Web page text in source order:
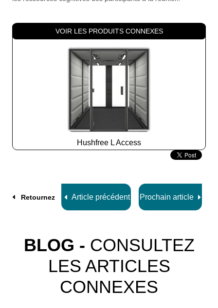
VOIR LES PRODUITS CONNEXES
Hushfree L Access
Slide
Retournez Article précédent Prochain article
BLOG - CONSULTEZ
LES ARTICLES
CONNEXES